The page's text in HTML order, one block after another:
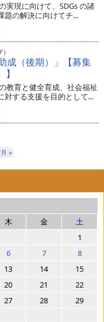
実現に向けて、SDGs の諸
題の解決に向けてチ...
成（後期）」【募集
教育と健全育成、社会福祉
対する支援を目的として...
»
木 金
土
1
6 7
8
13 14
15
20 21
22
27 28
29